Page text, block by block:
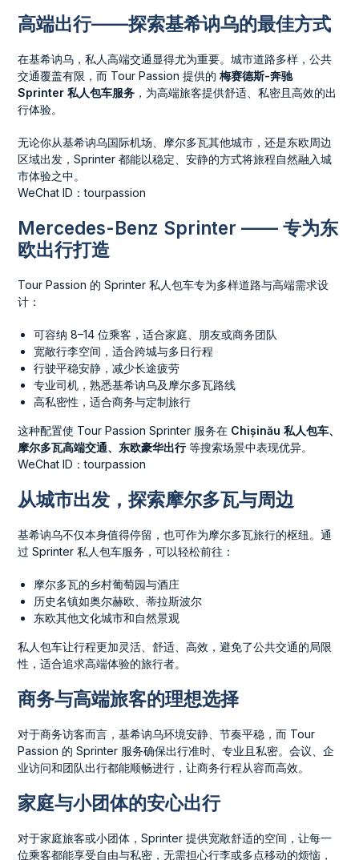
高端出行——探索基希讷乌的最佳方式
在基希讷乌，私人高端交通显得尤为重要。城市道路多样，公共
交通覆盖有限，而 Tour Passion 提供的梅赛德斯-奔驰
Sprinter 私人包车服务 ，为高端旅客提供舒适、私密且高效的出
行体验。
无论你从基希讷乌国际机场、摩尔多瓦其他城市，还是东欧周边
区域出发，Sprinter 都能以稳定、安静的方式将旅程自然融入城
市体验之中。
WeChat ID：tourpassion
Mercedes-Benz Sprinter —— 专为东
欧出行打造
Tour Passion 的 Sprinter 私人包车专为多样道路与高端需求设
计：
可容纳 8–14 位乘客，适合家庭、朋友或商务团队
宽敞行李空间，适合跨城与多日行程
行驶平稳安静，减少长途疲劳
专业司机，熟悉基希讷乌及摩尔多瓦路线
高私密性，适合商务与定制旅行
这种配置使 Tour Passion Sprinter 服务在 Chișinău 私人包车、
摩尔多瓦高端交通、东欧豪华出行等搜索场景中表现优异。
WeChat ID：tourpassion
从城市出发，探索摩尔多瓦与周边
基希讷乌不仅本身值得停留，也可作为摩尔多瓦旅行的枢纽。通
过 Sprinter 私人包车服务，可以轻松前往：
摩尔多瓦的乡村葡萄园与酒庄
历史名镇如奥尔赫欧、蒂拉斯波尔
东欧其他文化城市和自然景观
私人包车让行程更加灵活、舒适、高效，避免了公共交通的局限
性，适合追求高端体验的旅行者。
商务与高端旅客的理想选择
对于商务访客而言，基希讷乌环境安静、节奏平稳，而 Tour
Passion 的 Sprinter 服务确保出行准时、专业且私密。会议、企
业访问和团队出行都能顺畅进行，让商务行程从容而高效。
家庭与小团体的安心出行
对于家庭旅客或小团体，Sprinter 提供宽敞舒适的空间，让每一
位乘客都能享受自由与私密，无需担心行李或多点移动的烦恼，